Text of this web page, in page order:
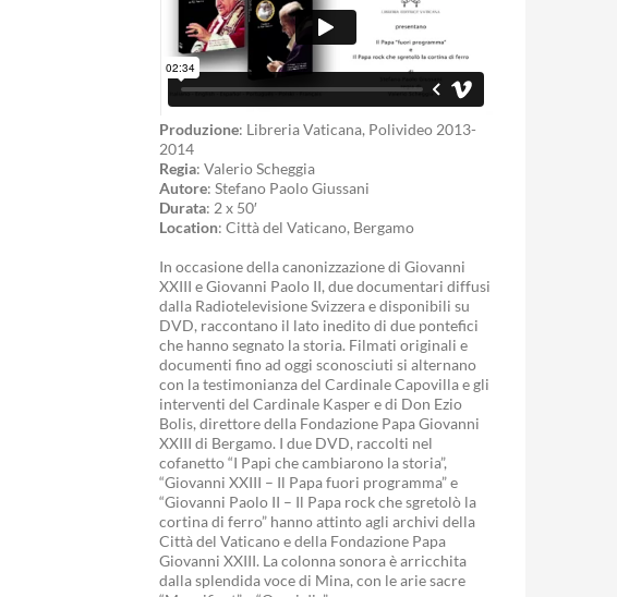
Produzione: Libreria Vaticana, Polivideo 2013-
2014
Regia: Valerio Scheggia
Autore: Stefano Paolo Giussani
Durata: 2 x 50′
Location: Città del Vaticano, Bergamo
In occasione della canonizzazione di Giovanni
XXIII e Giovanni Paolo II, due documentari diffusi
dalla Radiotelevisione Svizzera e disponibili su
DVD, raccontano il lato inedito di due pontefici
che hanno segnato la storia. Filmati originali e
documenti fino ad oggi sconosciuti si alternano
con la testimonianza del Cardinale Capovilla e gli
interventi del Cardinale Kasper e di Don Ezio
Bolis, direttore della Fondazione Papa Giovanni
XXIII di Bergamo. I due DVD, raccolti nel
cofanetto “I Papi che cambiarono la storia”,
“Giovanni XXIII – Il Papa fuori programma” e
“Giovanni Paolo II – Il Papa rock che sgretolò la
cortina di ferro” hanno attinto agli archivi della
Città del Vaticano e della Fondazione Papa
Giovanni XXIII. La colonna sonora è arricchita
dalla splendida voce di Mina, con le arie sacre